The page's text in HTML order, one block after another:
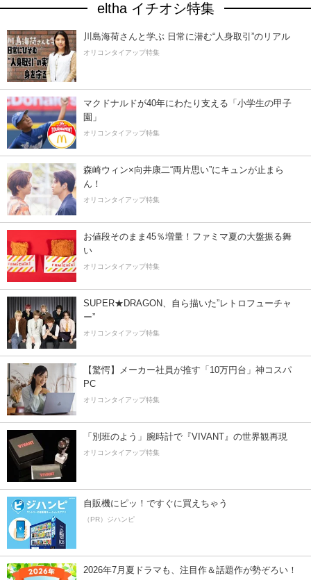
eltha イチオシ特集
川島海荷さんと学ぶ 日常に潜む“人身取引”のリアル
オリコンタイアップ特集
マクドナルドが40年にわたり支える「小学生の甲子
園」
オリコンタイアップ特集
森崎ウィン×向井康二“両片思い”にキュンが止まら
ん！
オリコンタイアップ特集
お値段そのまま45％増量！ファミマ夏の大盤振る舞
い
オリコンタイアップ特集
SUPER★DRAGON、自ら描いた”レトロフューチャ
ー”
オリコンタイアップ特集
【驚愕】メーカー社員が推す「10万円台」神コスパ
PC
オリコンタイアップ特集
「別班のよう」腕時計で『VIVANT』の世界観再現
オリコンタイアップ特集
自販機にピッ！ですぐに買えちゃう
（PR）ジハンピ
2026年7月夏ドラマも、注目作＆話題作が勢ぞろい！